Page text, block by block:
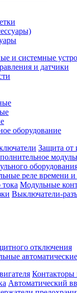
и системные
и датчики
оборудование
Защита от
реле времени
Модульные
Выключатели-
отключения
Контакторы
Автоматический